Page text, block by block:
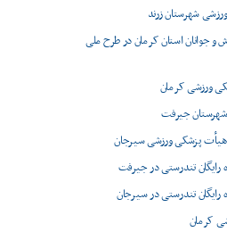
شهرستان زرند
و جوانان استان کرمان در طرح ملی
ورزشی کرمان
شهرستان جیرفت
پزشکی ورزشی سیرجان
تندرستی در جیرفت
تندرستی در سیرجان
کرمان